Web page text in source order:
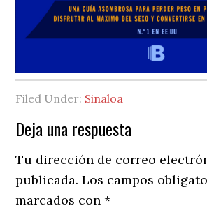
Filed Under: Sinaloa
Reader
Interactions
Deja una respuesta
Tu dirección de correo
publicada. Los campos
marcados con*